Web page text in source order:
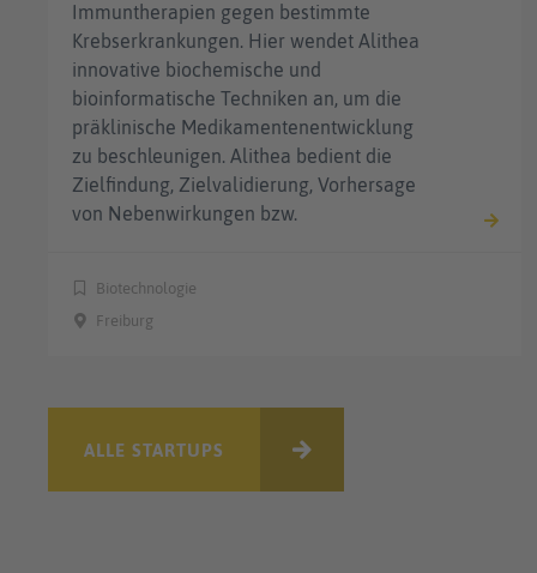
Immuntherapien gegen bestimmte
Krebserkrankungen. Hier wendet Alithea
innovative biochemische und
bioinformatische Techniken an, um die
präklinische Medikamentenentwicklung
zu beschleunigen. Alithea bedient die
Zielfindung, Zielvalidierung, Vorhersage
von Nebenwirkungen bzw.
Biotechnologie
Freiburg
ALLE STARTUPS